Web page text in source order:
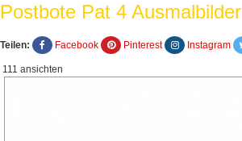
Postbote Pat 4 Ausmalbilder
Teilen: Facebook Pinterest Instagram
111 ansichten